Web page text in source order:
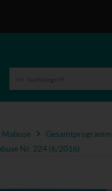
Mabuse Gesamtprogramm
Nr. 224 (6/2016)